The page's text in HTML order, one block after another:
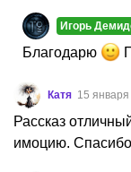
Игорь
Благодарю
Катя 15
Рассказ
имоцию.